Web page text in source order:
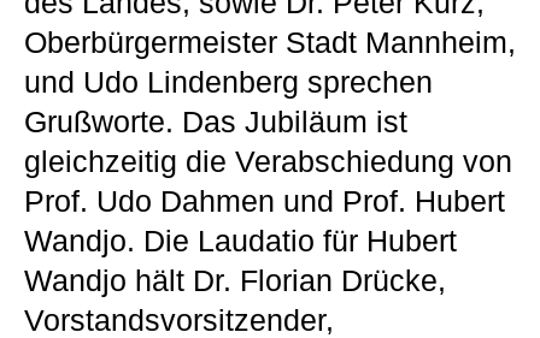
Oberbürgermeister Stadt Mannheim,
und Udo Lindenberg sprechen
Grußworte. Das Jubiläum ist
gleichzeitig die Verabschiedung von
Prof. Udo Dahmen und Prof. Hubert
Wandjo. Die Laudatio für Hubert
Wandjo hält Dr. Florian Drücke,
Vorstandsvorsitzender,